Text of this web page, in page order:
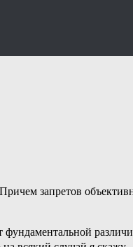
запретов